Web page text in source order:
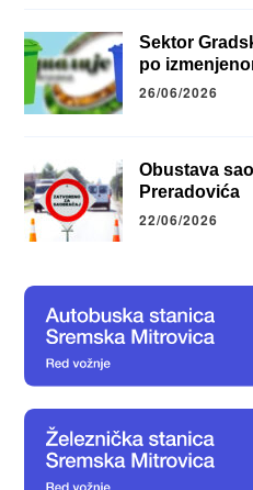
Sektor
po
26/06/2026
Obustava
Preradovića
22/06/2026